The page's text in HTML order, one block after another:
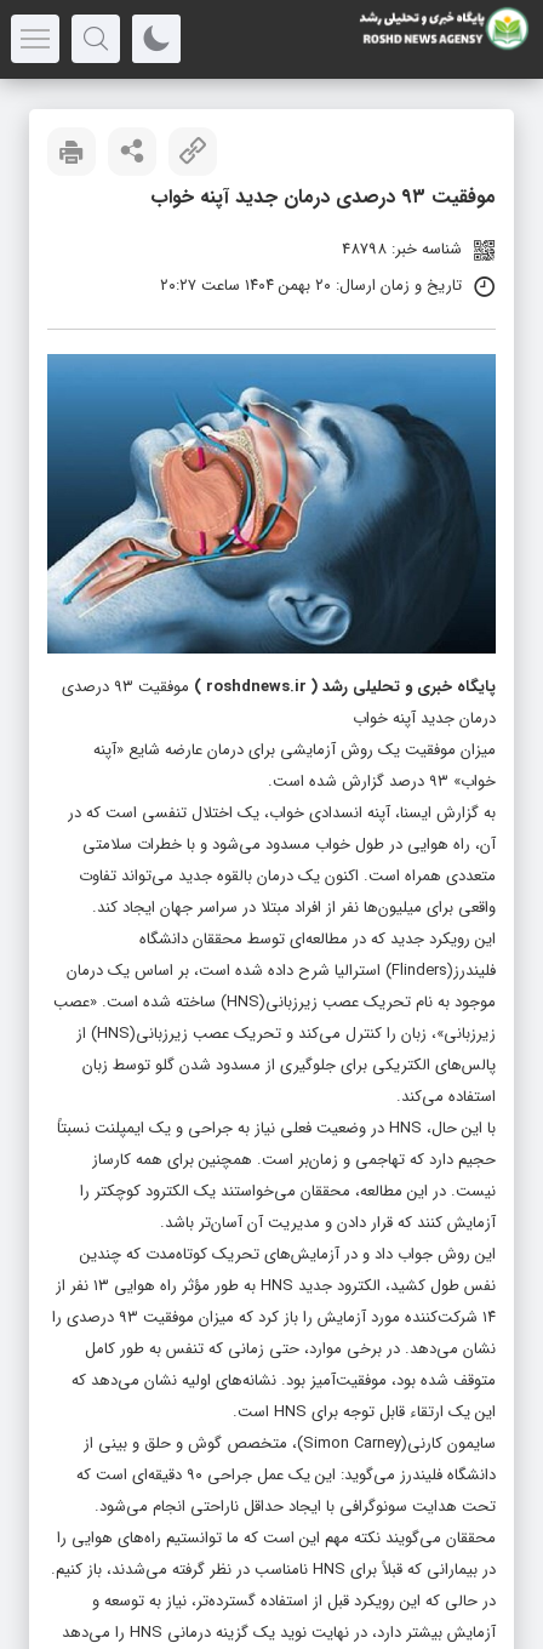
موفقیت ۹۳ درصدی درمان جدید آپنه خواب
شناسه خبر: 48798
تاریخ و زمان ارسال: ۲۰ بهمن ۱۴۰۴ ساعت ۲۰:۲۷
پایگاه خبری و تحلیلی رشد(
roshdnews.ir
)
موفقیت ۹۳ درصدی
درمان جدید آپنه خواب
میزان موفقیت یک روش آزمایشی برای درمان عارضه شایع «آپنه
خواب» ۹۳ درصد گزارش شده است.
به گزارش ایسنا، آپنه انسدادی خواب، یک اختلال تنفسی است که در
آن، راه هوایی در طول خواب مسدود می‌شود و با خطرات سلامتی
متعددی همراه است. اکنون یک درمان بالقوه جدید می‌تواند تفاوت
واقعی برای میلیون‌ها نفر از افراد مبتلا در سراسر جهان ایجاد کند.
این رویکرد جدید که در مطالعه‌ای توسط محققان دانشگاه
فلیندرز(Flinders) استرالیا شرح داده شده است، بر اساس یک درمان
موجود به نام تحریک عصب زیرزبانی(HNS) ساخته شده است. «عصب
زیرزبانی»، زبان را کنترل می‌کند و تحریک عصب زیرزبانی(HNS) از
پالس‌های الکتریکی برای جلوگیری از مسدود شدن گلو توسط زبان
استفاده می‌کند.
با این حال، HNS در وضعیت فعلی نیاز به جراحی و یک ایمپلنت نسبتاً
حجیم دارد که تهاجمی و زمان‌بر است. همچنین برای همه کارساز
نیست. در این مطالعه، محققان می‌خواستند یک الکترود کوچکتر را
آزمایش کنند که قرار دادن و مدیریت آن آسان‌تر باشد.
این روش جواب داد و در آزمایش‌های تحریک کوتاه‌مدت که چندین
نفس طول کشید، الکترود جدید HNS به طور مؤثر راه هوایی ۱۳ نفر از
۱۴ شرکت‌کننده مورد آزمایش را باز کرد که میزان موفقیت ۹۳ درصدی را
نشان می‌دهد. در برخی موارد، حتی زمانی که تنفس به طور کامل
متوقف شده بود، موفقیت‌آمیز بود. نشانه‌های اولیه نشان می‌دهد که
این یک ارتقاء قابل توجه برای HNS است.
سایمون کارنی(Simon Carney)، متخصص گوش و حلق و بینی از
دانشگاه فلیندرز می‌گوید: این یک عمل جراحی ۹۰ دقیقه‌ای است که
تحت هدایت سونوگرافی با ایجاد حداقل ناراحتی انجام می‌شود.
محققان می‌گویند نکته مهم این است که ما توانستیم راه‌های هوایی را
در بیمارانی که قبلاً برای HNS نامناسب در نظر گرفته می‌شدند، باز کنیم.
در حالی که این رویکرد قبل از استفاده گسترده‌تر، نیاز به توسعه و
آزمایش بیشتر دارد، در نهایت نوید یک گزینه درمانی HNS را می‌دهد